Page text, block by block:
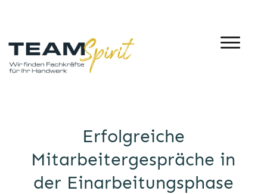
Erfolgreiche
Mitarbeitergespräche in
der Einarbeitungsphase